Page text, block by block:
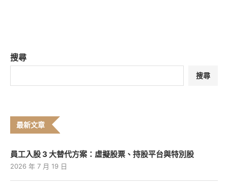
搜尋
搜尋
最新文章
員工入股 3 大替代方案：虛擬股票、持股平台與特別股
2026 年 7 月 19 日